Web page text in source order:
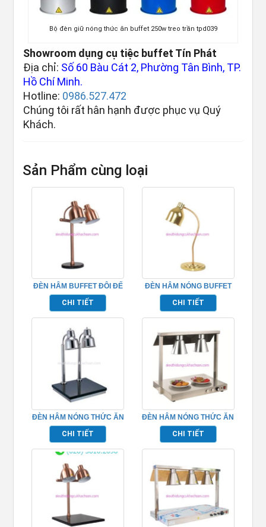
Bộ đèn giữ nóng thức ăn buffet 250w treo trần tpd039
Showroom dụng cụ tiệc buffet Tín Phát
Địa chỉ: Số 60 Bàu Cát 2, Phường Tân Bình, TP.
Hồ Chí Minh.
Hotline: 0986.527.472
Chúng tôi rất hân hạnh được phục vụ Quý
Khách.
Sản Phẩm cùng loại
ĐÈN HÂM BUFFET ĐÔI ĐẾ
ĐÁ MÀU ĐỎ ĐỒNG –
TPD103
CHI TIẾT
ĐÈN HÂM NÓNG BUFFET
ĐƠN MÀU VÀNG- TPD088
CHI TIẾT
ĐÈN HÂM NÓNG THỨC ĂN
2 BÓNG MẶT ĐÁ
TP697123
CHI TIẾT
ĐÈN HÂM NÓNG THỨC ĂN
2 BÓNG – TPD081
CHI TIẾT